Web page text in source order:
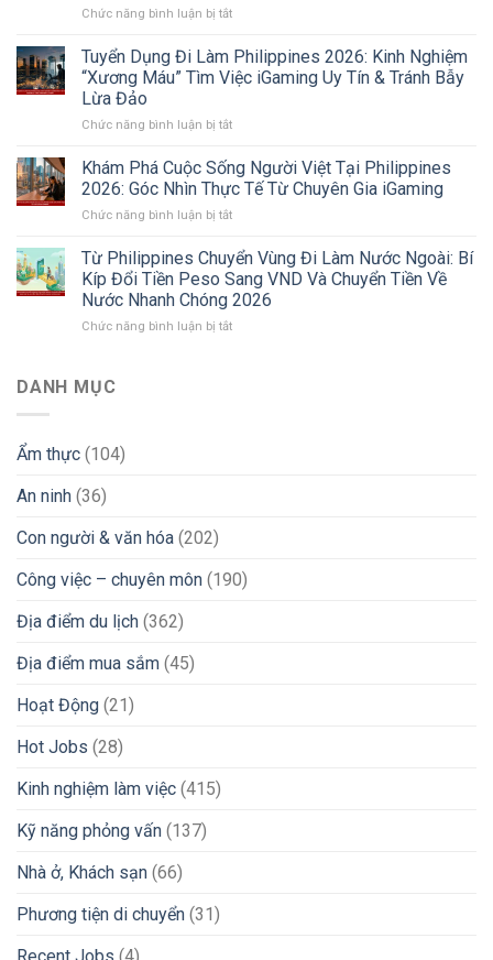
Philippines
Xu
Hướng
Chuyển
Sang
Lanka
Và
Thị
Mới
Chức năng bình luận bị tắtở
Công
ty
Double
Philippines
Sự
Thật
Môi
Làm
Việc
Và
Khuyên
Tuyển Dụng Đi Làm Philippines 2026: Kinh Nghiệm
“Xương Máu” Tìm Việc iGaming Uy Tín & Tránh Bẫy
Lừa Đảo
Chức năng bình luận bị tắtở
Dụng
Đi
Làm
Philippines
Kinh
Nghiệm
“Xương
Tìm
Khám Phá Cuộc Sống Người Việt Tại Philippines
2026: Góc Nhìn Thực Tế Từ Chuyên Gia iGaming
Chức năng bình luận bị tắtở
Phá
Cuộc
Sống
Người
Việt
Từ Philippines Chuyển Vùng Đi Làm Nước Ngoài: Bí
Kíp Đổi Tiền Peso Sang VND Và Chuyển Tiền Về
Nước Nhanh Chóng 2026
Chức năng bình luận bị tắtở
Peso
Sang
DANH MỤC
Ẩm thực (104)
An ninh (36)
Con người & văn hóa (202)
Công việc – chuyên môn (190)
Địa điểm du lịch (362)
Địa điểm mua sắm (45)
Hoạt Động (21)
Hot Jobs (28)
Kinh nghiệm làm việc (415)
Kỹ năng phỏng vấn (137)
Nhà ở, Khách sạn (66)
Phương tiện di chuyển (31)